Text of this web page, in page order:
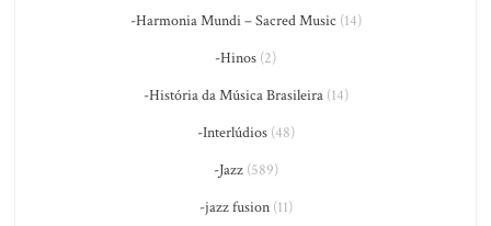
-Harmonia Mundi – Sacred Music (14)
-Hinos (2)
-História da Música Brasileira(14)
-Interlúdios(48)
-Jazz(589)
-jazz fusion(11)